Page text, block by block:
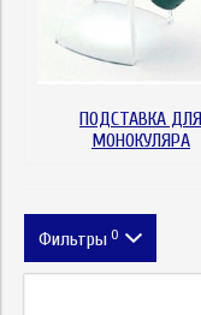
ПОДСТАВКА ДЛЯ
МОНОКУЛЯРА
Фильтры 0